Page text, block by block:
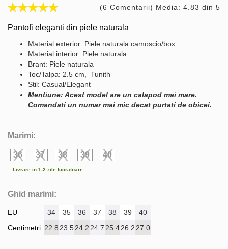
(6 Comentarii) Media: 4.83 din 5
Pantofi eleganti din piele naturala
Material exterior: Piele naturala camoscio/box
Material interior: Piele naturala
Brant: Piele naturala
Toc/Talpa: 2.5 cm, Tunith
Stil: Casual/Elegant
Mentiune: Acest model are un calapod mai mare.
Comandati un numar mai mic decat purtati de obicei.
Marimi:
36 37 38 39 40
Livrare in 1-2 zile lucratoare
Ghid marimi:
EU
Centimetri
34 35 36 37 38 39
40
22.8 23.524.2 24.7 25.426.2 27.0